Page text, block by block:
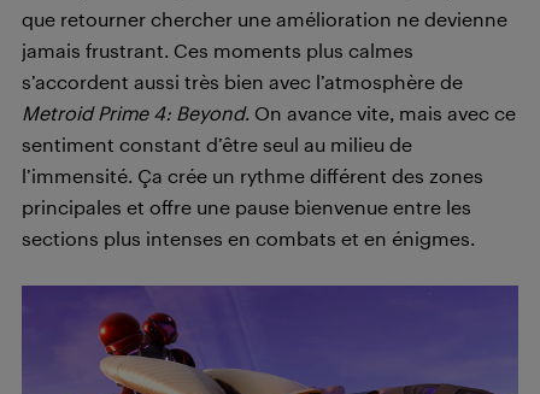
que retourner chercher une amélioration ne devienne
jamais frustrant. Ces moments plus calmes
s’accordent aussi très bien avec l’atmosphère de
Metroid Prime 4: Beyond. On avance vite, mais avec ce
sentiment constant d’être seul au milieu de
l’immensité. Ça crée un rythme différent des zones
principales et offre une pause bienvenue entre les
sections plus intenses en combats et en énigmes.